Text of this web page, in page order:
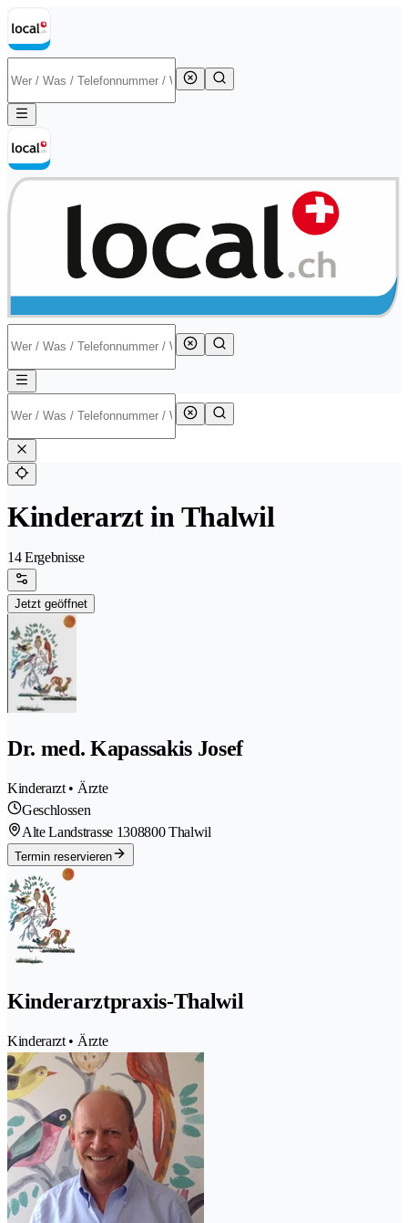
Kinderarzt in Thalwil
14 Ergebnisse
Jetzt geöffnet
Dr. med. Kapassakis Josef
Kinderarzt • Ärzte
Geschlossen
Alte Landstrasse 1308800 Thalwil
Termin reservieren
Kinderarztpraxis-Thalwil
Kinderarzt • Ärzte